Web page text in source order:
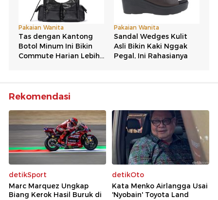
Rekomendasi
detikSport
Marc Marquez Ungkap
Biang Kerok Hasil Buruk di
detikOto
Kata Menko Airlangga Usai
'Nyobain' Toyota Land